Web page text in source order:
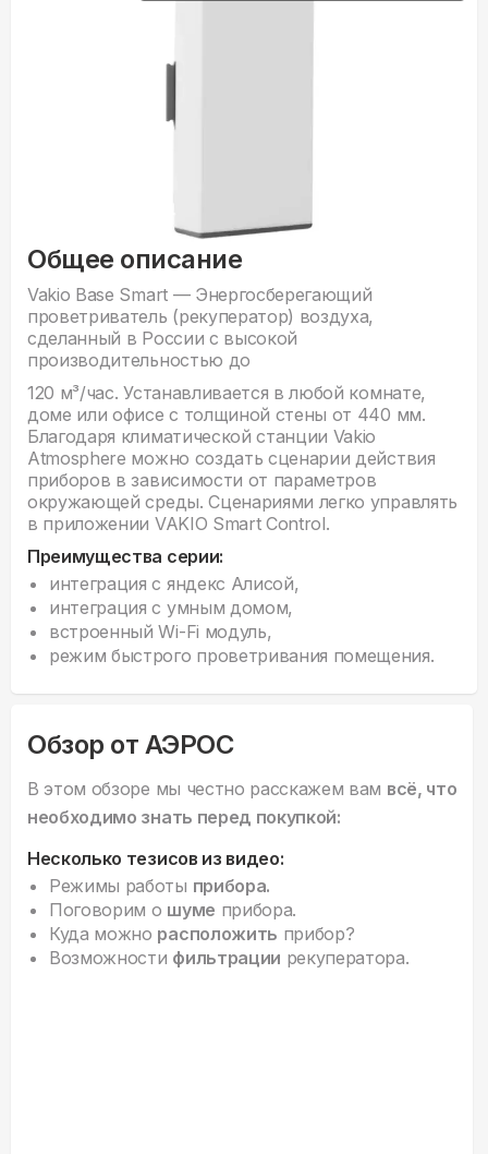
Общее описание
Vakio Base Smart — Энергосберегающий
проветриватель (рекуператор) воздуха,
сделанный в России с высокой
производительностью до
120 м³/час. Устанавливается в любой комнате,
доме или офисе с толщиной стены от 440 мм.
Благодаря климатической станции Vakio
Atmosphere можно создать сценарии действия
приборов в зависимости от параметров
окружающей среды. Сценариями легко управлять
в приложении VAKIO Smart Control.
Преимущества серии:
интеграция с яндекс Алисой,
интеграция с умным домом,
встроенный Wi-Fi модуль,
режим быстрого проветривания помещения.
Обзор от АЭРОС
В этом обзоре мы честно расскажем вам всё, что
необходимо знать перед покупкой:
Несколько тезисов из видео:
Режимы работы прибора.
Поговорим о шуме прибора.
Куда можно расположить прибор?
Возможности фильтрации рекуператора.